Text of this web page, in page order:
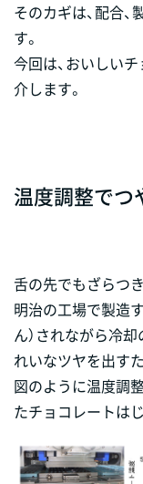
そのカギは、配合
す。
今回は、おいしい
介します。
温度調整でつ
舌の先でもざらつ
明治の工場で製造
ん）されながら冷
れいなツヤを出す
図のように温度調
たチョコレートは